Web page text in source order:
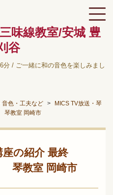
味線教室/安城 豊
谷
/ ご一緒に和の音色を楽しみまし
音色・工夫など
MICS TV放送・琴
岡崎市
の紹介 最終
岡崎市